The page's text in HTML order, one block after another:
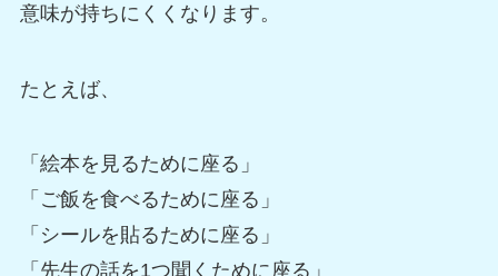
意味が持ちにくくなります。
たとえば、
「絵本を見るために座る」
「ご飯を食べるために座る」
「シールを貼るために座る」
「先生の話を1つ聞くために座る」